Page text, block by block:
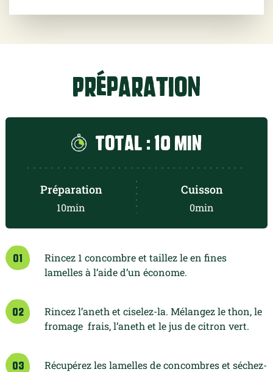
Préparation
Total : 10 min
Préparation
10min
Cuisson
0min
01
Rincez 1 concombre et taillez le en fines
lamelles à l’aide d’un économe.
02
Rincez l’aneth et ciselez-la. Mélangez le thon, le
fromage frais, l’aneth et le jus de citron vert.
03
Récupérez les lamelles de concombres et séchez-